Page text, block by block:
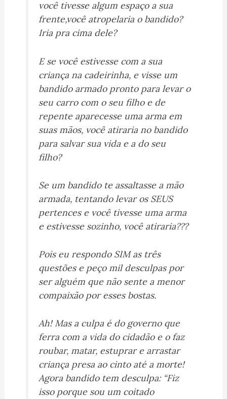
você tivesse algum espaço a sua
frente,você atropelaria o bandido?
Iria pra cima dele?
E se você estivesse com a sua
criança na cadeirinha, e visse um
bandido armado pronto para levar o
seu carro com o seu filho e de
repente aparecesse uma arma em
suas mãos, você atiraria no bandido
para salvar sua vida e a do seu
filho?
Se um bandido te assaltasse a mão
armada, tentando levar os SEUS
pertences e você tivesse uma arma
e estivesse sozinho, você atiraria???
Pois eu respondo SIM as três
questões e peço mil desculpas por
ser alguém que não sente a menor
compaixão por esses bostas.
Ah! Mas a culpa é do governo que
ferra com a vida do cidadão e o faz
roubar, matar, estuprar e arrastar
criança presa ao cinto até a morte!
Agora bandido tem desculpa: “Fiz
isso porque sou um coitado